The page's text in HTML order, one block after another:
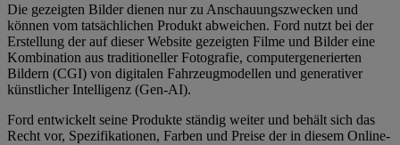
Die gezeigten Bilder dienen nur zu Anschauungszwecken und
können vom tatsächlichen Produkt abweichen. Ford nutzt bei der
Erstellung der auf dieser Website gezeigten Filme und Bilder eine
Kombination aus traditioneller Fotografie, computergenerierten
Bildern (CGI) von digitalen Fahrzeugmodellen und generativer
künstlicher Intelligenz (Gen-AI).
Ford entwickelt seine Produkte ständig weiter und behält sich das
Recht vor, Spezifikationen, Farben und Preise der in diesem Online-